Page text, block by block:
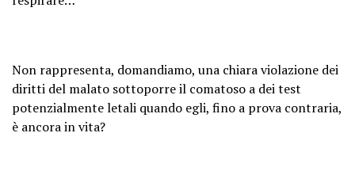
Non rappresenta, domandiamo, una chiara violazione dei
diritti del malato sottoporre il comatoso a dei test
potenzialmente letali quando egli, fino a prova contraria,
è ancora in vita?